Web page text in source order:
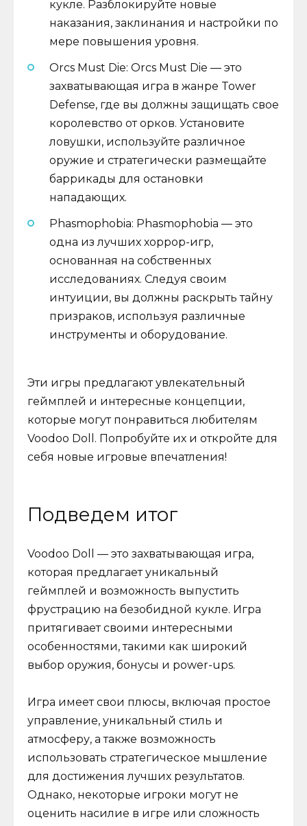
кукле. Разблокируйте новые
наказания, заклинания и настройки по
мере повышения уровня.
Orcs Must Die: Orcs Must Die — это
захватывающая игра в жанре Tower
Defense, где вы должны защищать свое
королевство от орков. Установите
ловушки, используйте различное
оружие и стратегически размещайте
баррикады для остановки
нападающих.
Phasmophobia: Phasmophobia — это
одна из лучших хоррор-игр,
основанная на собственных
исследованиях. Следуя своим
интуиции, вы должны раскрыть тайну
призраков, используя различные
инструменты и оборудование.
Эти игры предлагают увлекательный
геймплей и интересные концепции,
которые могут понравиться любителям
Voodoo Doll. Попробуйте их и откройте для
себя новые игровые впечатления!
Подведем итог
Voodoo Doll — это захватывающая игра,
которая предлагает уникальный
геймплей и возможность выпустить
фрустрацию на безобидной кукле. Игра
притягивает своими интересными
особенностями, такими как широкий
выбор оружия, бонусы и power-ups.
Игра имеет свои плюсы, включая простое
управление, уникальный стиль и
атмосферу, а также возможность
использовать стратегическое мышление
для достижения лучших результатов.
Однако, некоторые игроки могут не
оценить насилие в игре или сложность